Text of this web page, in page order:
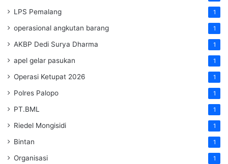
LPS Pemalang 1
operasional angkutan barang 1
AKBP Dedi Surya Dharma 1
apel gelar pasukan 1
Operasi Ketupat 2026 1
Polres Palopo 1
PT.BML 1
Riedel Mongisidi 1
Bintan 1
Organisasi 1